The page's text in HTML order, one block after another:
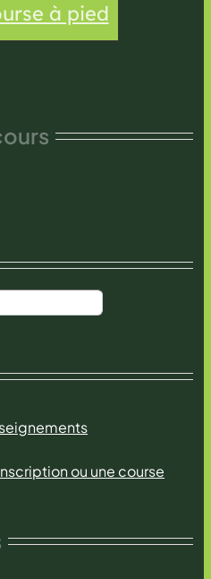
à pied
ou une course